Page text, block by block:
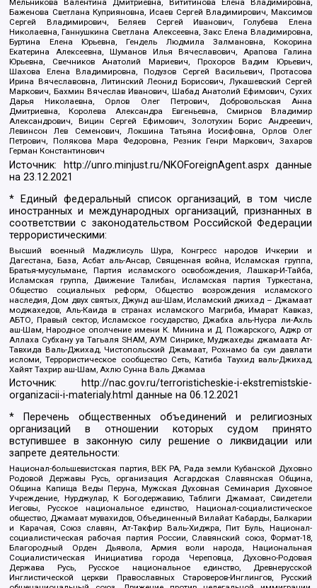
Мельникова Валентина Дмитриевна, Вититинова Елена Владимировна,
Баженова Светлана Куприяновна, Исаев Сергей Владимирович, Максимов
Сергей Владимирович, Беляев Сергей Иванович, Голубева Елена
Николаевна, Ганнушкина Светлана Алексеевна, Закс Елена Владимировна,
Буртина Елена Юрьевна, Гендель Людмила Залмановна, Кокорина
Екатерина Алексеевна, Шуманов Илья Вячеславович, Арапова Галина
Юрьевна, Свечников Анатолий Мариевич, Прохоров Вадим Юрьевич,
Шахова Елена Владимировна, Подузов Сергей Васильевич, Протасова
Ирина Вячеславовна, Литинский Леонид Борисович, Лукашевский Сергей
Маркович, Бахмин Вячеслав Иванович, Шабад Анатолий Ефимович, Сухих
Дарья Николаевна, Орлов Олег Петрович, Добровольская Анна
Дмитриевна, Королева Александра Евгеньевна, Смирнов Владимир
Александрович, Вицин Сергей Ефимович, Золотухин Борис Андреевич,
Левинсон Лев Семенович, Локшина Татьяна Иосифовна, Орлов Олег
Петрович, Полякова Мара Федоровна, Резник Генри Маркович, Захаров
Герман Константинович
Источник: http://unro.minjust.ru/NKOForeignAgent.aspxданные
на23.12.2021
* Единый федеральный список организаций, в том числе
иностранных и международных организаций, признанных в
соответствии с законодательством Российской Федерации
террористическими:
Высший военный Маджлисуль Шура, Конгресс народов Ичкерии и
Дагестана, База, Асбат аль-Ансар, Священная война, Исламская группа,
Братья-мусульмане, Партия исламского освобождения, Лашкар-И-Тайба,
Исламская группа, Движение Талибан, Исламская партия Туркестана,
Общество социальных реформ, Общество возрождения исламского
наследия, Дом двух святых, Джунд аш-Шам, Исламский джихад – Джамаат
моджахедов, Аль-Каида в странах исламского Магриба, Имарат Кавказ,
АБТО, Правый сектор, Исламское государство, Джабха аль-Нусра ли-Ахль
аш-Шам, Народное ополчение имени К. Минина и Д. Пожарского, Аджр от
Аллаха Субхану уа Тагьаля SHAM, АУМ Синрике, Муджахеды джамаата Ат-
Тавхида Валь-Джихад, Чистопольский Джамаат, Рохнамо ба суи давлати
исломи, Террористическое сообщество Сеть, Катиба Таухид валь-Джихад,
Хайят Тахрир аш-Шам, Ахлю Сунна Валь Джамаа
Источник:
http://nac.gov.ru/terroristicheskie-i-ekstremistskie-
organizacii-i-materialy.html данные на06.12.2021
* Перечень общественных объединений и религиозных
организаций в отношении которых судом принято
вступившее в законную силу решение о ликвидации или
запрете деятельности:
Национал-большевистская партия, ВЕК РА, Рада земли Кубанской Духовно
Родовой Державы Русь, организация Асгардская Славянская Община,
Община Капища Веды Перуна, Мужская Духовная Семинария Духовное
Учреждение, Нурджулар, К Богодержавию, Таблиги Джамаат, Свидетели
Иеговы, Русское национальное единство, Национал-социалистическое
общество, Джамаат мувахидов, Объединенный Вилайат Кабарды, Балкарии
и Карачая, Союз славян, Ат-Такфир Валь-Хиджра, Пит Буль, Национал-
социалистическая рабочая партия России, Славянский союз, Формат-18,
Благородный Орден Дьявола, Армия воли народа, Национальная
Социалистическая Инициатива города Череповца, Духовно-Родовая
Держава Русь, Русское национальное единство, Древнерусской
Инглистической церкви Православных Староверов-Инглингов, Русский